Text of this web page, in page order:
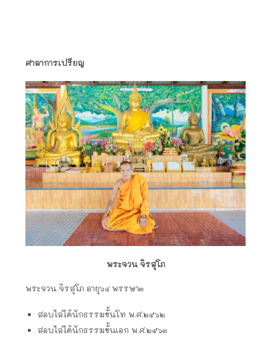
ศาลาการเปรียญ
พระจวน จิรสุโภ
พระจวน จิรสุโภ อายุ๖๔ พรรษา๓
สอบไล่ได้นักธรรมชั้นโท พ.ศ.๒๕๖๒
สอบไล่ได้นักธรรมชั้นเอก พ.ศ.๒๕๖๓